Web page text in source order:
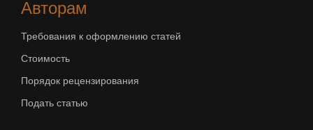
Авторам
Требования к оформлению статей
Стоимость
Порядок рецензирования
Подать статью